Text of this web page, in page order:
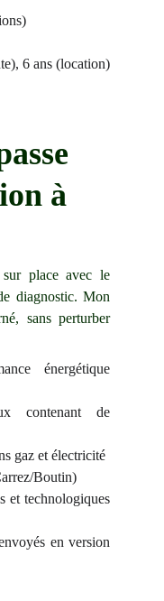
6 ans (location)
à
place avec le
diagnostic. Mon
sans perturber
énergétique
contenant de
gaz et électricité
Boutin)
et technologiques
en version